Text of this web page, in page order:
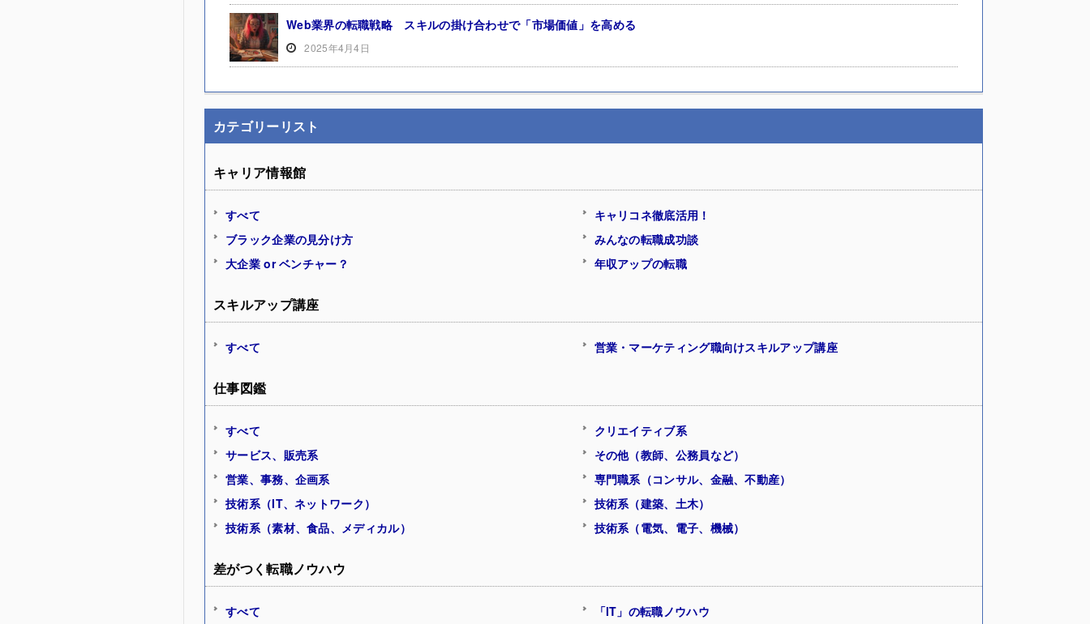
Web業界の転職戦略 スキルの掛け合わせで「市場価値」を高める
2025年4月4日
カテゴリーリスト
キャリア情報館
すべて
キャリコネ徹底活用！
ブラック企業の見分け方
みんなの転職成功談
大企業 or ベンチャー？
年収アップの転職
スキルアップ講座
すべて 営業・マーケティング職向けスキルアップ講座
仕事図鑑
すべて
クリエイティブ系
サービス、販売系
その他（教師、公務員など）
営業、事務、企画系
専門職系（コンサル、金融、不動産）
技術系（IT、ネットワーク）
技術系（建築、土木）
技術系（素材、食品、メディカル）
技術系（電気、電子、機械）
差がつく転職ノウハウ
すべて 「IT」の転職ノウハウ